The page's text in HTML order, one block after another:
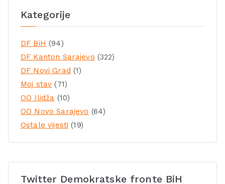
Kategorije
DF BiH (94)
DF Kanton Sarajevo (322)
DF Novi Grad (1)
Moj stav (71)
OO Ilidža (10)
OO Novo Sarajevo (64)
Ostale vijesti (19)
Twitter Demokratske fronte BiH